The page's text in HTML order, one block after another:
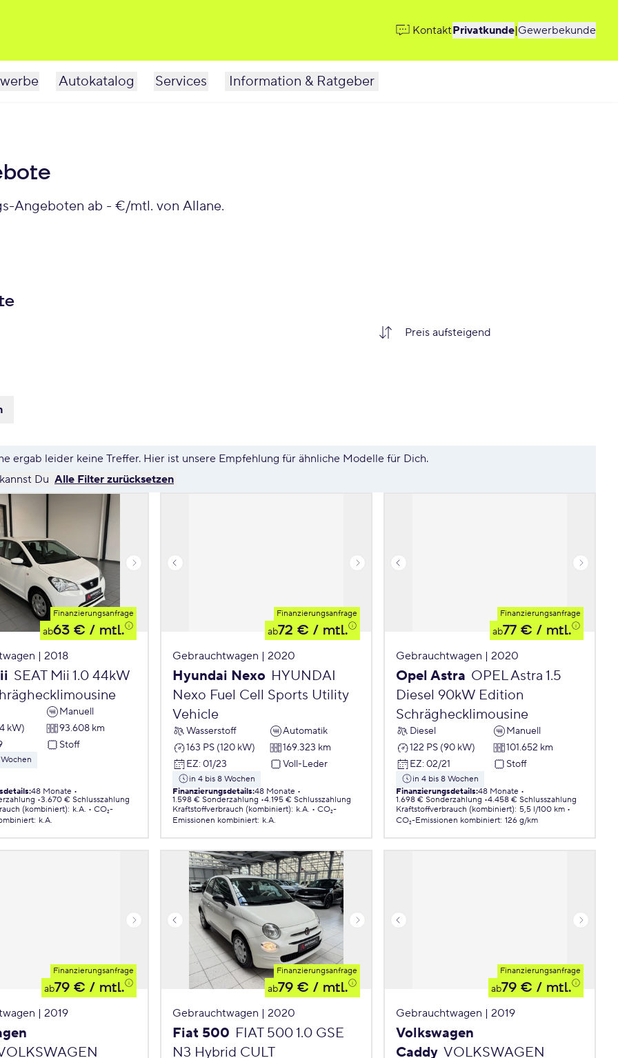
KontaktPrivatkunde|Gewerbekunde
Autokatalog Services Information & Ratgeber
Angeboten ab - €/mtl. von Allane.
ergab leider keine Treffer. Hier ist unsere Empfehlung für ähnliche Modelle für Dich.
Du Alle Filter zurücksetzen
Finanzierungsanfrage
ab63 € / mtl.
| 2018
SEAT Mii 1.0 44kW
Manuell
kW)
93.608 km
Stoff
:48 Monate
3.670 € Schlusszahlung
(kombiniert): k.A.
CO₂-
: k.A.
Finanzierungsanfrage
ab72 € / mtl.
Gebrauchtwagen | 2020
Hyundai Nexo HYUNDAI
Nexo Fuel Cell Sports Utility
Vehicle
Wasserstoff
Automatik
163 PS (120 kW)
169.323 km
EZ: 01/23 Voll-Leder
in 4 bis 8 Wochen
Finanzierungsdetails:48 Monate
1.598 € Sonderzahlung 4.195 € Schlusszahlung
Kraftstoffverbrauch (kombiniert): k.A.
CO₂-
Emissionen kombiniert: k.A.
Finanzierungsanfrage
ab77 € / mtl.
Gebrauchtwagen | 2020
Opel Astra OPEL Astra 1.5
Diesel 90kW Edition
Schräghecklimousine
Diesel
Manuell
122 PS (90 kW)
101.652 km
EZ: 02/21 Stoff
in 4 bis 8 Wochen
Finanzierungsdetails:48 Monate
1.698 € Sonderzahlung 4.458 € Schlusszahlung
Kraftstoffverbrauch (kombiniert): 5,5 l/100 km
CO₂-Emissionen kombiniert: 126 g/km
Finanzierungsanfrage
ab79 € / mtl.
| 2019
Finanzierungsanfrage
ab79 € / mtl.
Gebrauchtwagen | 2020
Fiat 500 FIAT 500 1.0 GSE
N3 Hybrid CULT
Finanzierungsanfrage
ab79 € / mtl.
Gebrauchtwagen | 2019
Volkswagen
Caddy VOLKSWAGEN